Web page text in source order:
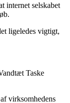
internet selskabet
ligeledes vigtigt,
Taske
virksomhedens